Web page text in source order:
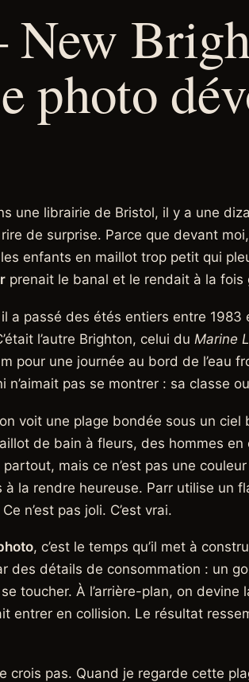
photo
librairie de Bristol, il y a une
de surprise. Parce que devant
enfants en maillot trop petit qui
prenait le banal et le rendait à la
passé des étés entiers entre 1983
l’autre Brighton, celui du Marine
pour une journée au bord de l’eau
pas se montrer : sa classe
voit une plage bondée sous un ciel
de bain à fleurs, des hommes
mais ce n’est pas une
à la rendre heureuse. Parr utilise
n’est pas joli. C’est vrai.
, c’est le temps qu’il met à
des détails de consommation : un
toucher. À l’arrière-plan, on
en collision. Le résultat
crois pas. Quand je regarde cette